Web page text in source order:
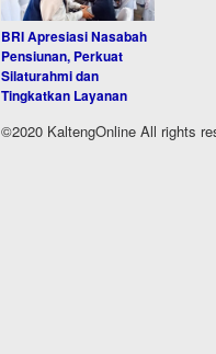
BRI Apresiasi Nasabah
Pensiunan, Perkuat
Silaturahmi dan
Tingkatkan Layanan
©2020 KaltengOnline All rights